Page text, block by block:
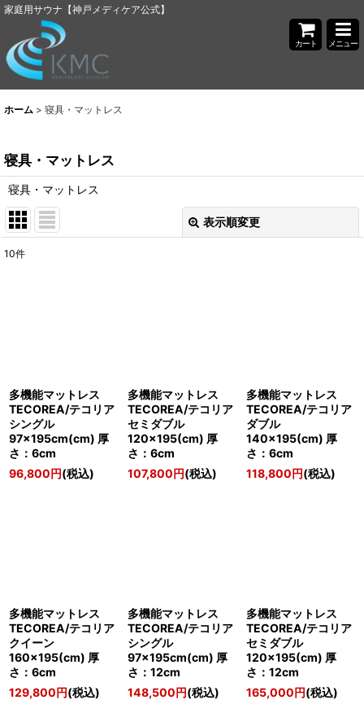
家庭用サウナ【神戸メディケア公式】
カート メニュー
ホーム > 寝具・マットレス
寝具・マットレス
寝具・マットレス
表示順変更
10件
多機能マットレス
TECOREA/テコリア
シングル
97×195cm(cm) 厚
さ：6cm
96,800円(税込)
多機能マットレス
TECOREA/テコリア
セミダブル
120×195(cm) 厚
さ：6cm
107,800円(税込)
多機能マットレス
TECOREA/テコリア
ダブル
140×195(cm) 厚
さ：6cm
118,800円(税込)
多機能マットレス
TECOREA/テコリア
クイーン
160×195(cm) 厚
さ：6cm
129,800円(税込)
多機能マットレス
TECOREA/テコリア
シングル
97×195cm(cm) 厚
さ：12cm
148,500円(税込)
多機能マットレス
TECOREA/テコリア
セミダブル
120×195(cm) 厚
さ：12cm
165,000円(税込)